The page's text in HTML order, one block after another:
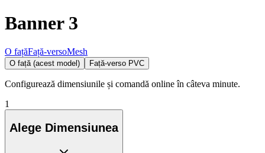
Banner 3
O fațăFață-versoMesh
O față (acest model) Față-verso PVC
Configurează dimensiunile și comandă online în câteva minute.
1
Alege Dimensiunea